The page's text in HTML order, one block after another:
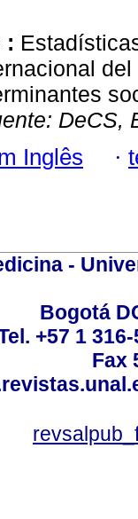
:
DeCS,
Inglês ·
-
Bogotá
+57 1
Fax